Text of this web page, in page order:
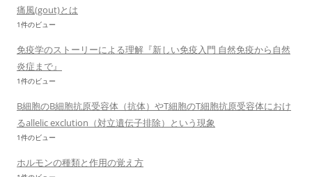
痛風(gout)とは
1件のビュー
免疫学のストーリーによる理解『新しい免疫入門 自然免疫から自然
炎症まで』
1件のビュー
B細胞のB細胞抗原受容体（抗体）やT細胞のT細胞抗原受容体におけ
るallelic exclution（対立遺伝子排除）という現象
1件のビュー
ホルモンの種類と作用の覚え方